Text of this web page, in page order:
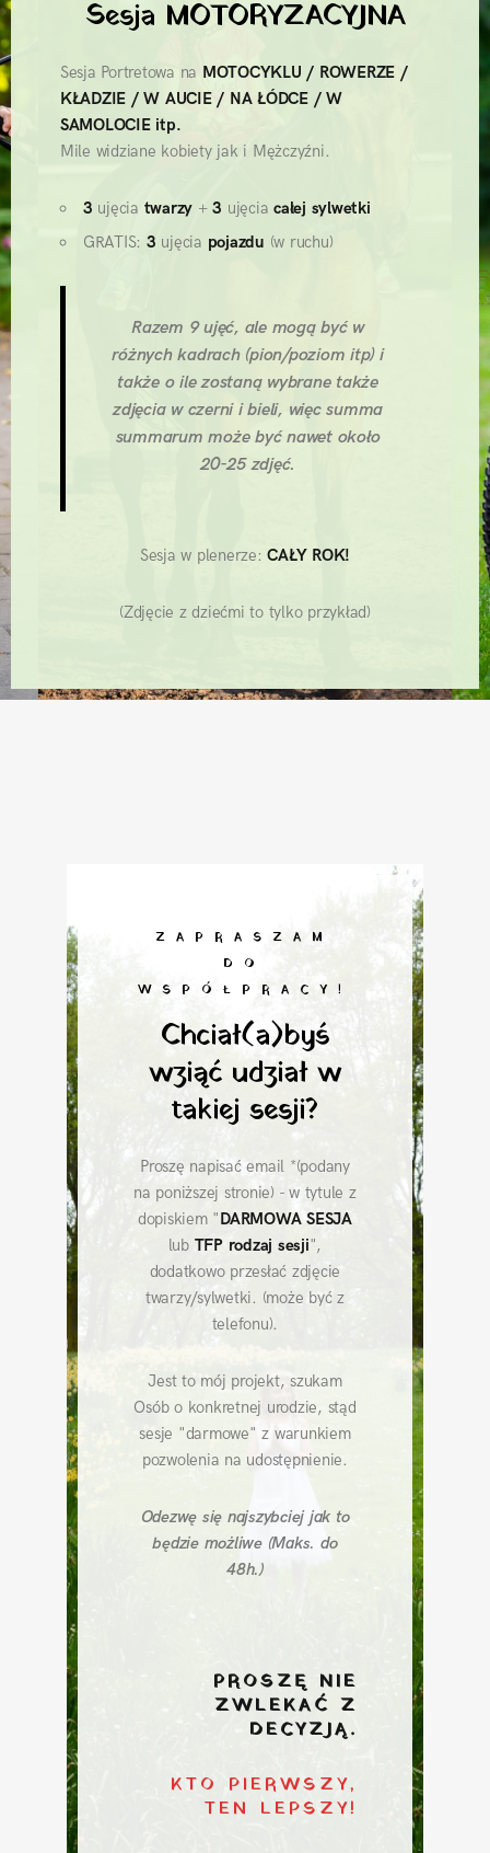
Sesja MOTORYZACYJNA
Sesja Portretowa na MOTOCYKLU / ROWERZE /
KŁADZIE / W AUCIE / NA ŁÓDCE / W
SAMOLOCIE itp.
Mile widziane kobiety jak i Mężczyźni.
3 ujęcia twarzy +3 ujęciacałej sylwetki
GRATIS: 3 ujęcia pojazdu (w ruchu)
Razem 9 ujęć, ale mogą być w
różnych kadrach (pion/poziom itp) i
także o ile zostaną wybrane także
zdjęcia w czerni i bieli, więc summa
summarum może być nawet około
20-25 zdjęć.
Sesja w plenerze:CAŁY ROK!
(Zdjęcie z dziećmi to tylko przykład)
ZAPRASZAM
DO
WSPÓŁPRACY!
Chciał(a)byś
wziąć udział w
takiej sesji?
Proszę napisać email *(podany
na poniższej stronie) - w tytule z
dopiskiem "DARMOWA SESJA
lub TFP rodzaj sesji",
dodatkowo przesłać zdjęcie
twarzy/sylwetki. (może być z
telefonu).
Jest to mój projekt, szukam
Osób o konkretnej urodzie, stąd
sesje "darmowe" z warunkiem
pozwolenia na udostępnienie.
Odezwę się najszybciej jak to
będzie możliwe (Maks. do
48h.)
PROSZĘ NIE
ZWLEKAĆ Z
DECYZJĄ.
KTO PIERWSZY,
TEN LEPSZY!